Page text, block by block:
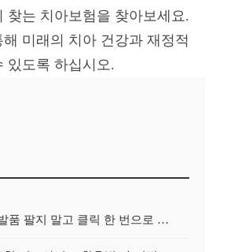
찾는 치아보험을 찾아보세요.
미래의 치아 건강과 재정적
있도록 하십시오.
치아보험 비교, 발품 팔지 말고 클릭 한 번으로 끝내는 비법! 후기 대방출